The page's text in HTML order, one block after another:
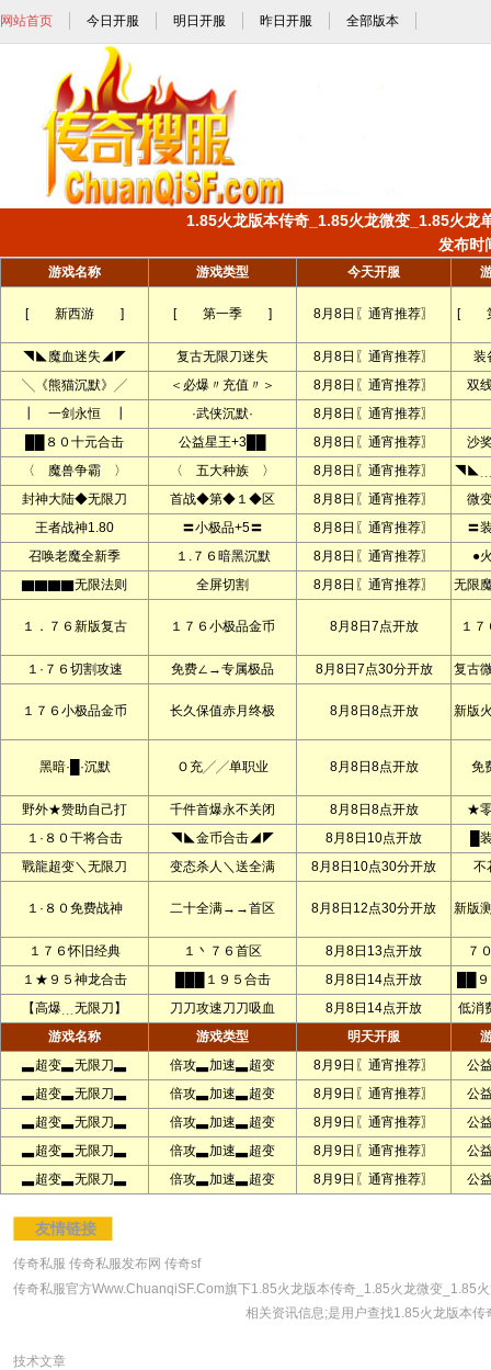
网站首页 今日开服 明日开服 昨日开服 全部版本
1.85火龙版本传奇_1.85火龙微变_1.85火
发布时
游戏名称 游戏类型 今天开服
[ 新西游 ] [ 第一季 ] 8月8日〖通宵推荐〗 [
◥◣魔血迷失◢◤ 复古无限刀迷失 8月8日〖通宵推荐〗
装
╲《熊猫沉默》╱
＜必爆〃充值〃＞ 8月8日〖通宵推荐〗
双
┃ 一剑永恒 ┃
·武侠沉默·
8月8日〖通宵推荐〗
██８０十元合击
公益星王+3██ 8月8日〖通宵推荐〗
沙
〈 魔兽争霸 〉
〈 五大种族 〉 8月8日〖通宵推荐〗
封神大陆◆无限刀
首战◆第◆１◆区 8月8日〖通宵推荐〗
微
王者战神1.80
〓小极品+5〓 8月8日〖通宵推荐〗
〓
召唤老魔全新季
１.７６暗黑沉默 8月8日〖通宵推荐〗
●
▇▇▇▇无限法则
全屏切割 8月8日〖通宵推荐〗 无限
１．７６新版复古 １７６小极品金币 8月8日7点开放 １
１·７６切割攻速 免费∠→专属极品 8月8日7点30分开放 复古
１７６小极品金币 长久保值赤月终极 8月8日8点开放 新版
黑暗·█·沉默 Ｏ充╱╱单职业 8月8日8点开放 免
野外★赞助自己打 千件首爆永不关闭 8月8日8点开放
★
１·８０干将合击
◥◣金币合击◢◤ 8月8日10点开放
█
戰龍超变＼无限刀
变态杀人＼送全满 8月8日10点30分开放 不
１·８０免费战神 二十全满→→首区 8月8日12点30分开放 新版
１７６怀旧经典 １丶７６首区 8月8日13点开放
７
１★９５神龙合击
███１９５合击 8月8日14点开放
██
【高爆﹍无限刀】
刀刀攻速刀刀吸血 8月8日14点开放
低消
游戏名称
游戏类型 明天开服
▃超变▃无限刀▃
倍攻▃加速▃超变 8月9日〖通宵推荐〗
公
▃超变▃无限刀▃
倍攻▃加速▃超变 8月9日〖通宵推荐〗
公
▃超变▃无限刀▃
倍攻▃加速▃超变 8月9日〖通宵推荐〗
公
▃超变▃无限刀▃
倍攻▃加速▃超变 8月9日〖通宵推荐〗
公
▃超变▃无限刀▃
倍攻▃加速▃超变 8月9日〖通宵推荐〗 公
友情链接
传奇私服 传奇私服发布网 传奇sf
传奇私服官方Www.ChuanqiSF.Com旗下1.85火龙版本传奇_1.85火龙微变_1.85
相关资讯信息;是用户查找1.85火龙版本
技术文章